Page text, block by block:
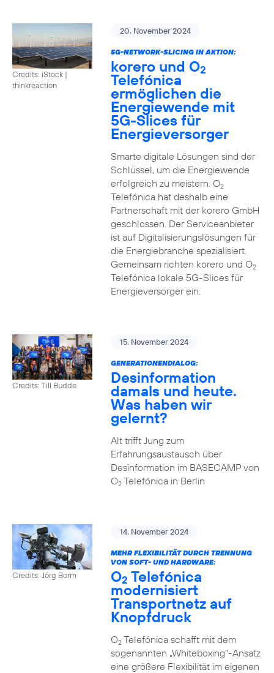
Credits: iStock |
thinkreaction
20. November 2024
5G-NETWORK-SLICING IN AKTION:
korero und O2
Telefónica
ermöglichen die
Energiewende mit
5G-Slices für
Energieversorger
Smarte digitale Lösungen sind der
Schlüssel, um die Energiewende
erfolgreich zu meistern. O2
Telefónica hat deshalb eine
Partnerschaft mit der korero GmbH
geschlossen. Der Serviceanbieter
ist auf Digitalisierungslösungen für
die Energiebranche spezialisiert.
Gemeinsam richten korero und O2
Telefónica lokale 5G-Slices für
Energieversorger ein.
Credits: Till Budde
15. November 2024
GENERATIONENDIALOG:
Desinformation
damals und heute.
Was haben wir
gelernt?
Alt trifft Jung zum
Erfahrungsaustausch über
Desinformation im BASECAMP von
O2Telefónica in Berlin
Credits: Jörg Borm
14. November 2024
MEHR FLEXIBILITÄT DURCH TRENNUNG
VON SOFT- UND HARDWARE:
O2 Telefónica
modernisiert
Transportnetz auf
Knopfdruck
O2Telefónica schafft mit dem
sogenannten „Whiteboxing“-Ansatz
eine größere Flexibilität im eigenen